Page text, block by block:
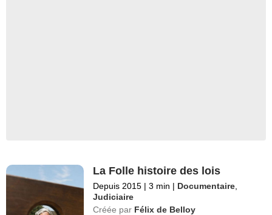
La Folle histoire des lois
Depuis 2015 | 3 min | Documentaire
Judiciaire
Créée par Félix de Belloy